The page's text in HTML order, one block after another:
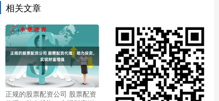
相关文章
正规的股票配资公司 股票配资